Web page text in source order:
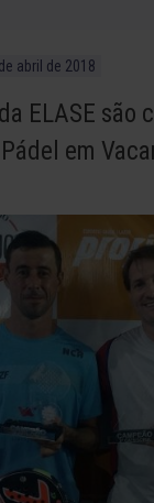
abril de 2018
ELASE são
em